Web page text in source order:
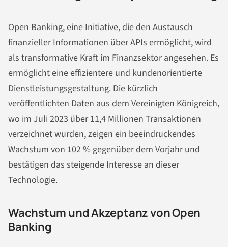
Open Banking, eine Initiative, die den Austausch
finanzieller Informationen über APIs ermöglicht, wird
als transformative Kraft im Finanzsektor angesehen. Es
ermöglicht eine effizientere und kundenorientierte
Dienstleistungsgestaltung. Die kürzlich
veröffentlichten Daten aus dem Vereinigten Königreich,
wo im Juli 2023 über 11,4 Millionen Transaktionen
verzeichnet wurden, zeigen ein beeindruckendes
Wachstum von 102 % gegenüber dem Vorjahr und
bestätigen das steigende Interesse an dieser
Technologie.
Wachstum und Akzeptanz von Open
Banking